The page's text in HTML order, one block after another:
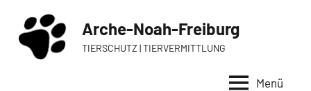
Inhalt
springen
Arche-Noah-Freiburg
TIERSCHUTZ | TIERVERMITTLUNG
Menü